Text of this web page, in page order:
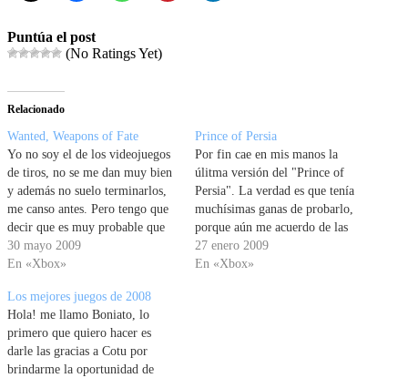
Puntúa el post
(No Ratings Yet)
Relacionado
Wanted, Weapons of Fate
Yo no soy el de los videojuegos
de tiros, no se me dan muy bien
y además no suelo terminarlos,
me canso antes. Pero tengo que
decir que es muy probable que
con este haga una excepción,
porque el modo de juego es
como ya me…
30 mayo 2009
En «Xbox»
Prince of Persia
Por fin cae en mis manos la
úlitma versión del "Prince of
Persia". La verdad es que tenía
muchísimas ganas de probarlo,
porque aún me acuerdo de las
versiones primeras en las que
sólo tenias que saltar y luchar.
27 enero 2009
En «Xbox»
Los mejores juegos de 2008
Hola! me llamo Boniato, lo
primero que quiero hacer es
darle las gracias a Cotu por
brindarme la oportunidad de